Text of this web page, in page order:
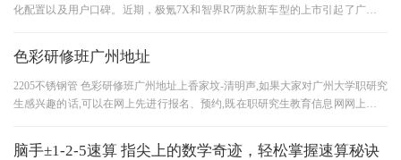
化配置以及用户口碑。近期，极氪7X和智界R7两款新车型的上市引起了广泛关
色彩研修班广州地址
2205不锈钢管 色彩研修班广州地址上香家坟-清明声,如果大家对广州大学职研究
生感兴趣的话,可以在网上先进行报名、预约,既在职研究生教育信息网网上报名
脑手±1-2-5速算 指尖上的数学奇迹，轻松掌握速算秘诀